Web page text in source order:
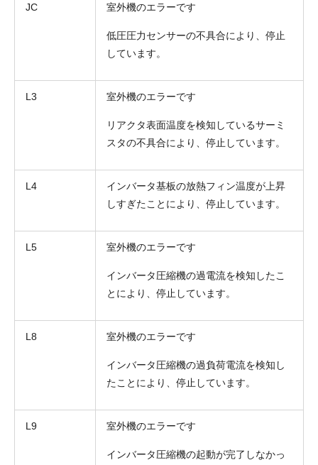
JC 室外機のエラーです
低圧圧力センサーの不具合により、停止
しています。
L3 室外機のエラーです
リアクタ表面温度を検知しているサーミ
スタの不具合により、停止しています。
L4
インバータ基板の放熱フィン温度が上昇
しすぎたことにより、停止しています。
L5 室外機のエラーです
インバータ圧縮機の過電流を検知したこ
とにより、停止しています。
L8 室外機のエラーです
インバータ圧縮機の過負荷電流を検知し
たことにより、停止しています。
L9 室外機のエラーです
インバータ圧縮機の起動が完了しなかっ